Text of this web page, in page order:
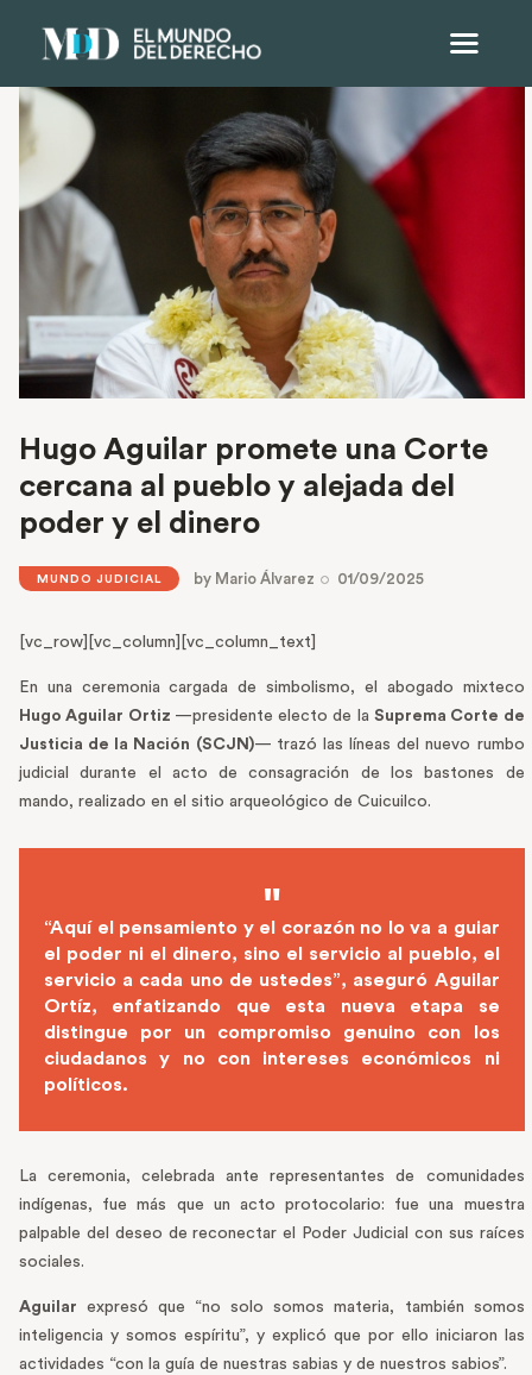
Hugo Aguilar promete una Corte
cercana al pueblo y alejada del
poder y el dinero
MUNDO JUDICIAL by Mario Álvarez 01/09/2025
[vc_row][vc_column][vc_column_text]
En una ceremonia cargada de simbolismo, el abogado mixteco
Hugo Aguilar Ortiz —presidente electo de laSuprema Corte de
Justicia de la Nación (SCJN)— trazó las líneas del nuevo rumbo
judicial durante el acto de consagración de los bastones de
mando, realizado en el sitio arqueológico de Cuicuilco.
“Aquí el pensamiento y el corazón no lo va a guiar
el poder ni el dinero, sino el servicio al pueblo, el
servicio a cada uno de ustedes”, aseguró Aguilar
Ortíz, enfatizando que esta nueva etapa se
distingue por un compromiso genuino con los
ciudadanos y no con intereses económicos ni
políticos.
La ceremonia, celebrada ante representantes de comunidades
indígenas, fue más que un acto protocolario: fue una muestra
palpable del deseo de reconectar el Poder Judicial con sus raíces
sociales.
Aguilar expresó que “no solo somos materia, también somos
inteligencia y somos espíritu”, y explicó que por ello iniciaron las
actividades “con la guía de nuestras sabias y de nuestros sabios”.